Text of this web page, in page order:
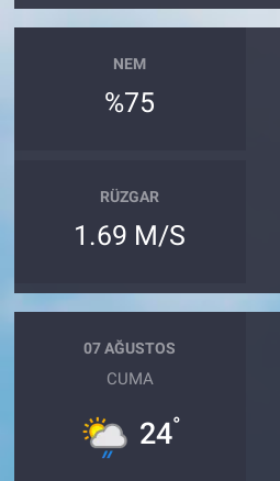
NEM
%75
RÜZGAR
1.69 M/S
07 AĞUSTOS
CUMA
24°